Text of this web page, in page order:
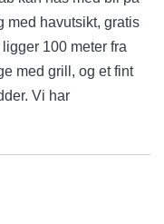
med havutsikt, gratis
100 meter fra
med grill, og et fint
Vi har